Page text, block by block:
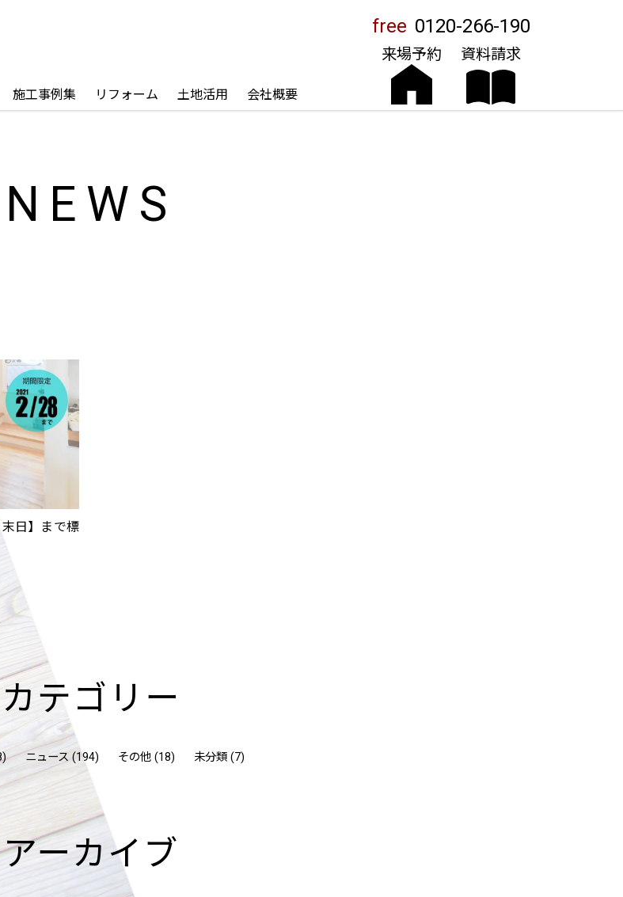
施工事例集 リフォーム 土地活用 会社概要
free 0120-266-190
来場予約 資料請求
NEWS
日】まで標
カテゴリー
ニュース (194) その他 (18) 未分類 (7)
アーカイブ